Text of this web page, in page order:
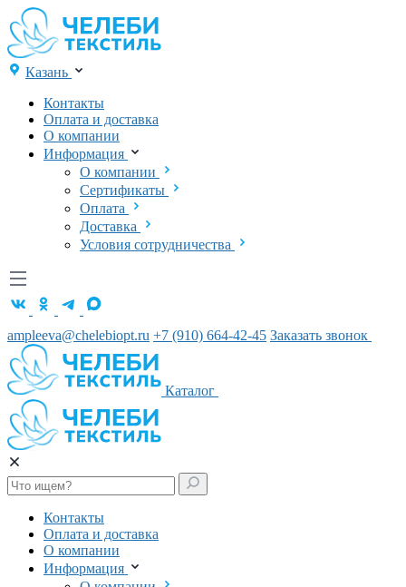
Казань
Контакты
Оплата и доставка
О компании
Информация
О компании
Сертификаты
Оплата
Доставка
Условия сотрудничества
ampleeva@chelebiopt.ru +7 (910) 664-42-45 Заказать звонок
Каталог
Контакты
Оплата и доставка
О компании
Информация